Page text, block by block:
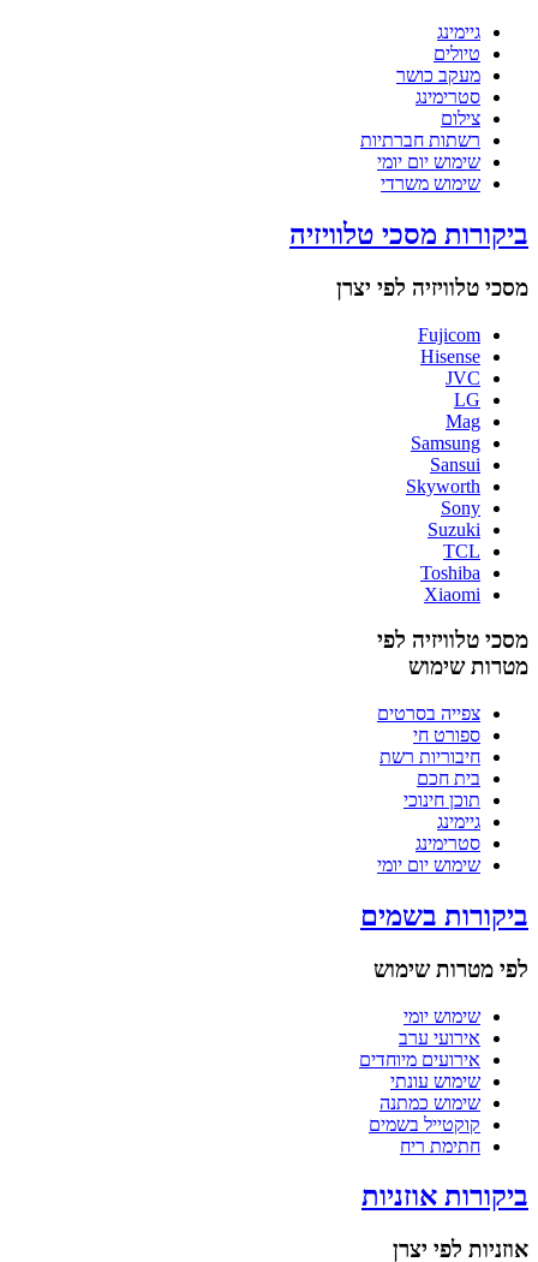
גיימינג
טיולים
מעקב כושר
סטרימינג
צילום
רשתות חברתיות
שימוש יום יומי
שימוש משרדי
ביקורות מסכי טלוויזיה
מסכי טלוויזיה לפי יצרן
Fujicom
Hisense
JVC
LG
Mag
Samsung
Sansui
Skyworth
Sony
Suzuki
TCL
Toshiba
Xiaomi
מסכי טלוויזיה לפי
מטרות שימוש
צפייה בסרטים
ספורט חי
חיבוריות רשת
בית חכם
תוכן חינוכי
גיימינג
סטרימינג
שימוש יום יומי
ביקורות בשמים
לפי מטרות שימוש
שימוש יומי
אירועי ערב
אירועים מיוחדים
שימוש עונתי
שימוש כמתנה
קוקטייל בשמים
חתימת ריח
ביקורות אוזניות
אוזניות לפי יצרן